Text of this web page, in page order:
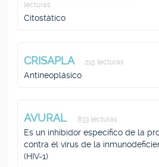
lecturas
Citostático
CRISAPLA 215 lecturas
Antineoplásico
AVURAL 833 lecturas
Es un inhibidor específico de la
contra el virus de la
(HIV-1)